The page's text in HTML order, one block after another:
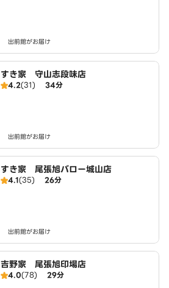
出前館がお届け
すき家 守山志段味店
4.2(31) 34分
出前館がお届け
すき家 尾張旭バロー城山店
4.1(35) 26分
出前館がお届け
吉野家 尾張旭印場店
4.0(78) 29分